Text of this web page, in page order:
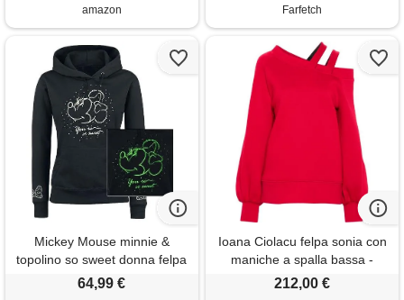
amazon
Farfetch
Mickey Mouse minnie &
topolino so sweet donna felpa
con cappuccio nero 65%
64,99 €
Ioana Ciolacu felpa sonia con
maniche a spalla bassa -
rosso
212,00 €